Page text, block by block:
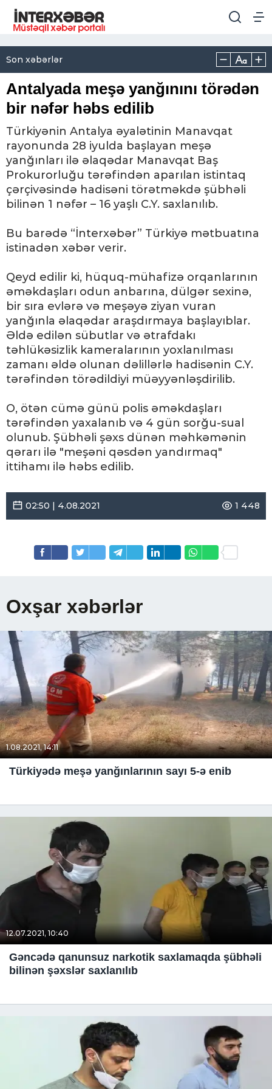
Son xəbərlər
Antalyada meşə yanğınını törədən
bir nəfər həbs edilib
Türkiyənin Antalya əyalətinin Manavqat
rayonunda 28 iyulda başlayan meşə
yanğınları ilə əlaqədar Manavqat Baş
Prokurorluğu tərəfindən aparılan istintaq
çərçivəsində hadisəni törətməkdə şübhəli
bilinən 1 nəfər – 16 yaşlı C.Y. saxlanılıb.
Bu barədə “İnterxəbər” Türkiyə mətbuatına
istinadən xəbər verir.
Qeyd edilir ki, hüquq-mühafizə orqanlarının
əməkdaşları odun anbarına, dülgər sexinə,
bir sıra evlərə və meşəyə ziyan vuran
yanğınla əlaqədar araşdırmaya başlayıblar.
Əldə edilən sübutlar və ətrafdakı
təhlükəsizlik kameralarının yoxlanılması
zamanı əldə olunan dəlillərlə hadisənin C.Y.
tərəfindən törədildiyi müəyyənləşdirilib.
O, ötən cümə günü polis əməkdaşları
tərəfindən yaxalanıb və 4 gün sorğu-sual
olunub. Şübhəli şəxs dünən məhkəmənin
qərarı ilə "meşəni qəsdən yandırmaq"
ittihamı ilə həbs edilib.
02:50 | 4.08.2021 1 448
Oxşar xəbərlər
1.08.2021, 14:11
Türkiyədə meşə yanğınlarının sayı 5-ə enib
12.07.2021, 10:40
Gəncədə qanunsuz narkotik saxlamaqda şübhəli
bilinən şəxslər saxlanılıb